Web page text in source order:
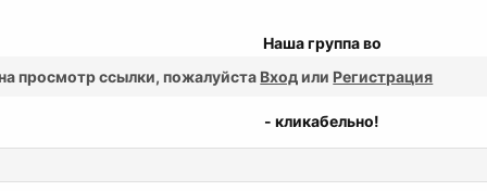
Наша группа во
просмотр ссылки, пожалуйста Входили Регистрация
- кликабельно!